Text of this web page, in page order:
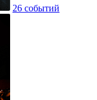
26 событий